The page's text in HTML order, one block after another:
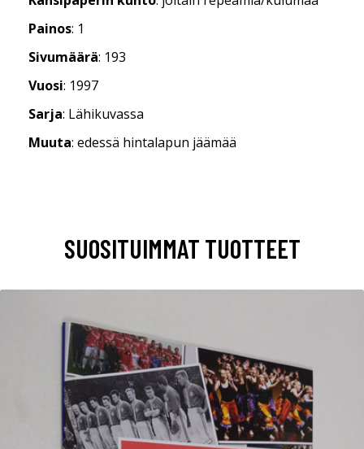
Painos: 1
Sivumäärä: 193
Vuosi: 1997
Sarja: Lähikuvassa
Muuta: edessä hintalapun jäämää
SUOSITUIMMAT TUOTTEET